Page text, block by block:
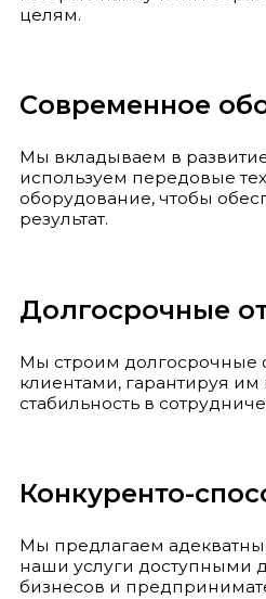
целям.
Современное
Мы вкладываем в
используем передовые
оборудование, чтобы
результат.
Долгосрочные
Мы строим
клиентами, гарантируя им
стабильность в
Конкуренто-
Мы предлагаем
наши услуги доступными
бизнесов и